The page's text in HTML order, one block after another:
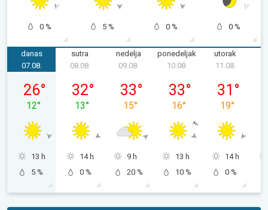
0 % 5 % 0 % 0 %
danas
petak, 07. 08.
07.08.
26°
12°
13 h
5 %
sutra
08.08.
32°
13°
14 h
0 %
nedelja
09.08.
33°
15°
9 h
20 %
ponedeljak
10.08.
33°
16°
13 h
10 %
utorak
11.08.
31 °
19°
14 h
0 %